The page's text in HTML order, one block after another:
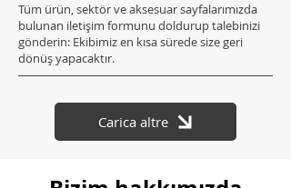
Tüm ürün, sektör ve aksesuar sayfalarımızda
bulunan iletişim formunu doldurup talebinizi
gönderin: Ekibimiz en kısa sürede size geri
dönüş yapacaktır.
Carica altre